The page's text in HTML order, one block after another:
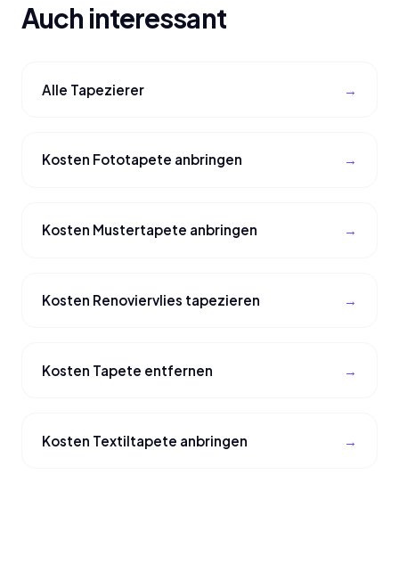
Auch interessant
Alle Tapezierer
Kosten Fototapete anbringen
Kosten Mustertapete anbringen
Kosten Renoviervlies tapezieren
Kosten Tapete entfernen
Kosten Textiltapete anbringen